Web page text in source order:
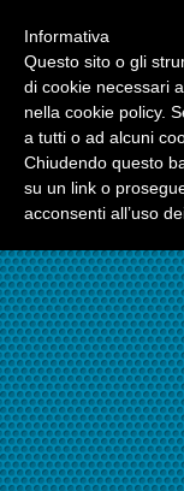
Informativa
Questo sito o gli
di cookie necessari
nella cookie policy.
a tutti o ad alcuni
Chiudendo questo
su un link o
acconsenti all’uso